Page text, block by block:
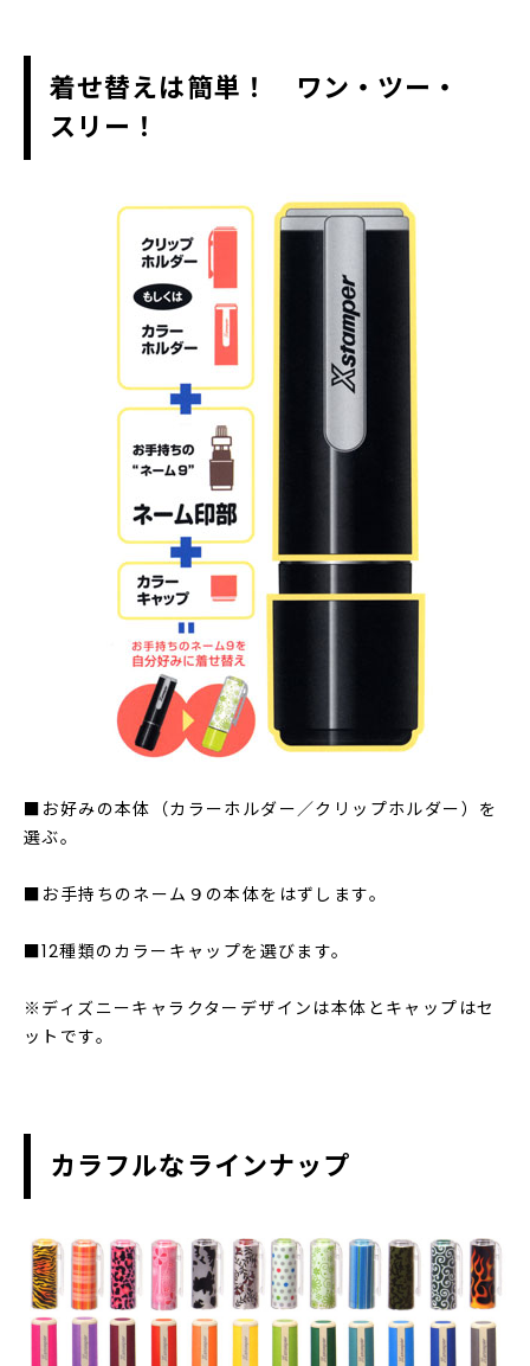
着せ替えは簡単！ ワン・ツー・
スリー！
■お好みの本体（カラーホルダー／クリップホルダー）を
選ぶ。
■お手持ちのネーム９の本体をはずします。
■12種類のカラーキャップを選びます。
※ディズニーキャラクターデザインは本体とキャップはセ
ットです。
カラフルなラインナップ